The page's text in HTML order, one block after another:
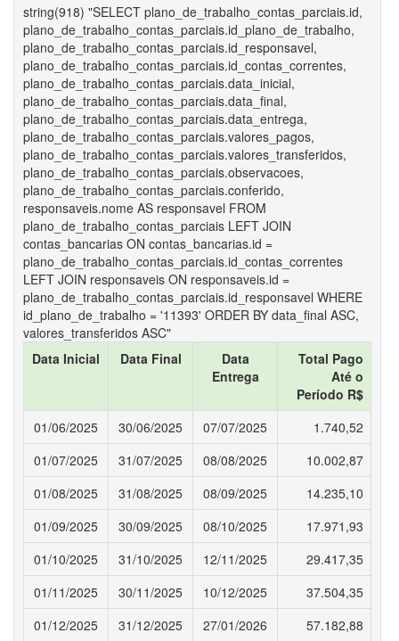
string(918) "SELECT plano_de_trabalho_contas_parciais.id,
plano_de_trabalho_contas_parciais.id_plano_de_trabalho,
plano_de_trabalho_contas_parciais.id_responsavel,
plano_de_trabalho_contas_parciais.id_contas_correntes,
plano_de_trabalho_contas_parciais.data_inicial,
plano_de_trabalho_contas_parciais.data_final,
plano_de_trabalho_contas_parciais.data_entrega,
plano_de_trabalho_contas_parciais.valores_pagos,
plano_de_trabalho_contas_parciais.valores_transferidos,
plano_de_trabalho_contas_parciais.observacoes,
plano_de_trabalho_contas_parciais.conferido,
responsaveis.nome AS responsavel FROM
plano_de_trabalho_contas_parciais LEFT JOIN
contas_bancarias ON contas_bancarias.id =
plano_de_trabalho_contas_parciais.id_contas_correntes
LEFT JOIN responsaveis ON responsaveis.id =
plano_de_trabalho_contas_parciais.id_responsavel WHERE
id_plano_de_trabalho = '11393' ORDER BY data_final ASC,
valores_transferidos ASC"
Data Inicial
Data Final
Data
Entrega
Total Pago
Até o
Período R$
01/06/2025
30/06/2025 07/07/2025
1.740,52
01/07/2025
31/07/2025 08/08/2025
10.002,87
01/08/2025
31/08/2025 08/09/2025
14.235,10
01/09/2025
30/09/2025 08/10/2025
17.971,93
01/10/2025
31/10/2025 12/11/2025
29.417,35
01/11/2025
30/11/2025 10/12/2025
37.504,35
01/12/2025
31/12/2025 27/01/2026 57.182,88